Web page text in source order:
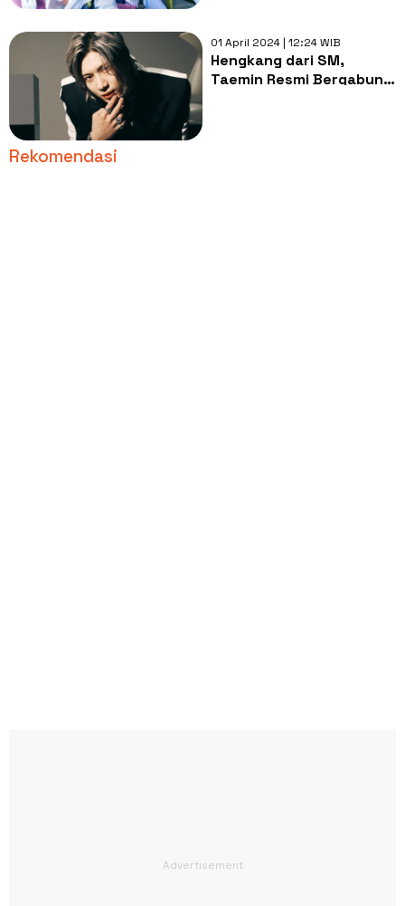
01 April 2024 | 12:24 WIB
Hengkang dari SM,
Taemin Resmi Bergabung
Rekomendasi